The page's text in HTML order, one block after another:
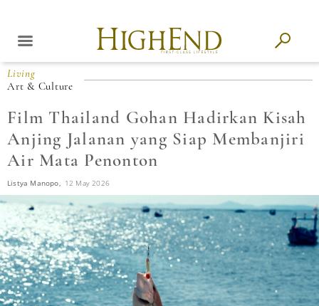
Living
Art & Culture
Film Thailand Gohan Hadirkan Kisah
Anjing Jalanan yang Siap Membanjiri
Air Mata Penonton
Listya Manopo, 12 May 2026